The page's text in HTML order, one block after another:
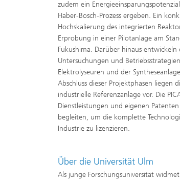
zudem ein
Haber-Bosch-Prozess ergeben. Ein
Hochskalierung des integrierten
Erprobung in einer Pilotanlage am
Fukushima. Darüber hinaus entwickeln
Untersuchungen und
Elektrolyseuren und der
Abschluss dieser Projektphasen
industrielle Referenzanlage vor. Die
Dienstleistungen und eigenen
begleiten, um die komplette
Industrie zu lizenzieren.
Über die Universität Ulm
Als junge Forschungsuniversität